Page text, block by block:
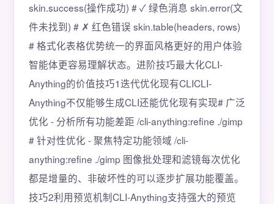
skin.success(操作成功) # ✓ 绿色消息 skin.error(文
件未找到) # ✗ 红色错误 skin.table(headers, rows)
# 格式化表格优势统一的界面风格更好的用户体验
智能体更容易理解状态。进阶技巧最大化CLI-
Anything的价值技巧1迭代优化现有CLICLI-
Anything不仅能够生成CLI还能优化现有实现# 广泛
优化 - 分析所有功能差距 /cli-anything:refine ./gimp
# 针对性优化 - 聚焦特定功能领域 /cli-
anything:refine ./gimp 图像批处理和滤镜每次优化
都是增量的、非破坏性的可以逐步扩展功能覆盖。
技巧2利用预览机制CLI-Anything支持强大的预览